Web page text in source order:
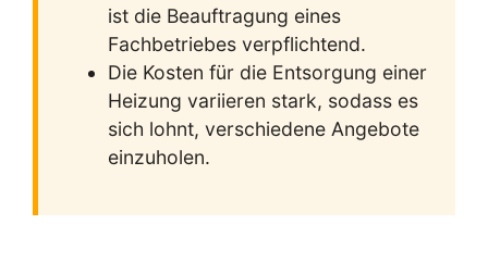
ist die Beauftragung eines
Fachbetriebes verpflichtend.
Die Kosten für die Entsorgung einer
Heizung variieren stark, sodass es
sich lohnt, verschiedene Angebote
einzuholen.